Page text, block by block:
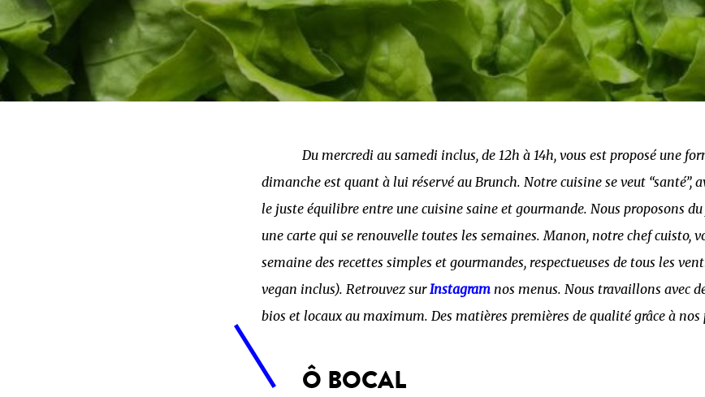
Du mercredi au samedi inclus, de 12h à 14h, vous est proposé une
dimanche est quant à lui réservé au Brunch. Notre cuisine se veut “santé”,
le juste équilibre entre une cuisine saine et gourmande. Nous proposons
une carte qui se renouvelle toutes les semaines. Manon, notre chef cuisto,
semaine des recettes simples et gourmandes, respectueuses de tous les
vegan inclus). Retrouvez surInstagram nos menus. Nous travaillons avec
bios et locaux au maximum. Des matières premières de qualité grâce à
Ô BOCAL